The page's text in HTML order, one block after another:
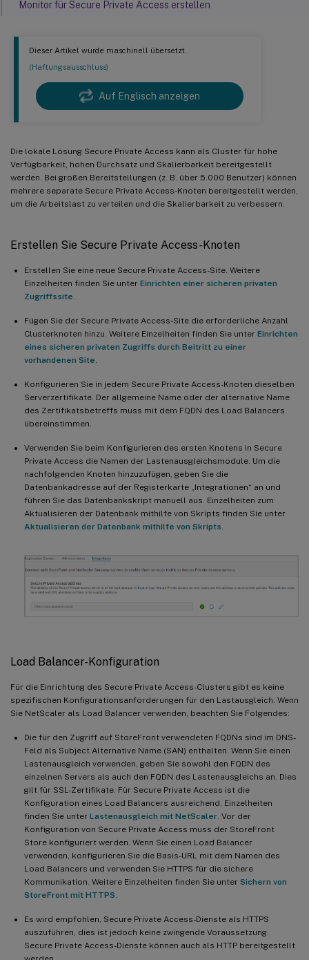
Dieser Artikel wurde maschinell übersetzt.
(Haftungsausschluss)
Auf Englisch anzeigen
Die lokale Lösung Secure Private Access kann als Cluster für hohe
Verfügbarkeit, hohen Durchsatz und Skalierbarkeit bereitgestellt
werden. Bei großen Bereitstellungen (z. B. über 5.000 Benutzer) können
mehrere separate Secure Private Access-Knoten bereitgestellt werden,
um die Arbeitslast zu verteilen und die Skalierbarkeit zu verbessern.
Erstellen Sie Secure Private Access-Knoten
Erstellen Sie eine neue Secure Private Access-Site. Weitere
Einzelheiten finden Sie unter Einrichten einer sicheren privaten
Zugriffssite
Fügen Sie der Secure Private Access-Site die erforderliche Anzahl
Clusterknoten hinzu. Weitere Einzelheiten finden Sie unter Einrichten
eines sicheren privaten Zugriffs durch Beitritt zu einer
vorhandenen Site
Konfigurieren Sie in jedem Secure Private Access-Knoten dieselben
Serverzertifikate. Der allgemeine Name oder der alternative Name
des Zertifikatsbetreffs muss mit dem FQDN des Load Balancers
übereinstimmen.
Verwenden Sie beim Konfigurieren des ersten Knotens in Secure
Private Access die Namen der Lastenausgleichsmodule. Um die
nachfolgenden Knoten hinzuzufügen, geben Sie die
Datenbankadresse auf der Registerkarte „Integrationen“ an und
führen Sie das Datenbankskript manuell aus. Einzelheiten zum
Aktualisieren der Datenbank mithilfe von Skripts finden Sie unter
Aktualisieren der Datenbank mithilfe von Skripts
Load Balancer-Konfiguration
Für die Einrichtung des Secure Private Access-Clusters gibt es keine
spezifischen Konfigurationsanforderungen für den Lastausgleich. Wenn
Sie NetScaler als Load Balancer verwenden, beachten Sie Folgendes:
Die für den Zugriff auf StoreFront verwendeten FQDNs sind im DNS-
Feld als Subject Alternative Name (SAN) enthalten. Wenn Sie einen
Lastenausgleich verwenden, geben Sie sowohl den FQDN des
einzelnen Servers als auch den FQDN des Lastenausgleichs an. Dies
gilt für SSL-Zertifikate. Für Secure Private Access ist die
Konfiguration eines Load Balancers ausreichend. Einzelheiten
finden Sie unter Lastenausgleich mit NetScaler. Vor der
Konfiguration von Secure Private Access muss der StoreFront
Store konfiguriert werden. Wenn Sie einen Load Balancer
verwenden, konfigurieren Sie die Basis-URL mit dem Namen des
Load Balancers und verwenden Sie HTTPS für die sichere
Kommunikation. Weitere Einzelheiten finden Sie unter Sichern von
StoreFront mit HTTPS.
Es wird empfohlen, Secure Private Access-Dienste als HTTPS
auszuführen, dies ist jedoch keine zwingende Voraussetzung.
Secure Private Access-Dienste können auch als HTTP bereitgestellt
Monitor für Secure Private Access erstellen